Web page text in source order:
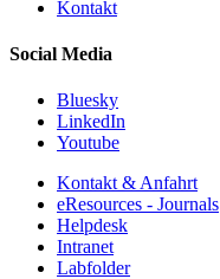
Kontakt
Social Media
Bluesky
LinkedIn
Youtube
Kontakt & Anfahrt
eResources - Journals
Helpdesk
Intranet
Labfolder